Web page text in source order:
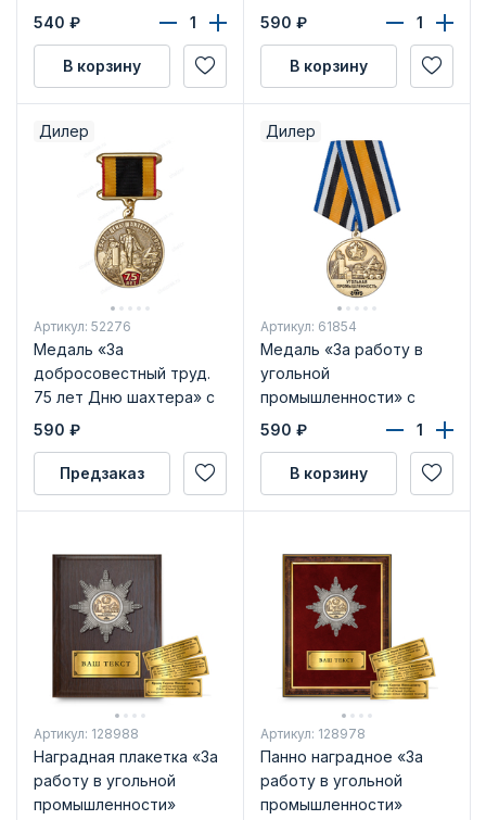
бланком удостоверения
540 ₽
В корзину
бланком удостоверения
590 ₽
В корзину
Дилер
Артикул: 52276
Медаль «За
добросовестный труд.
75 лет Дню шахтера» с
бланком удостоверения
590 ₽
Предзаказ
Дилер
Артикул: 61854
Медаль «За работу в
угольной
промышленности» с
бланком удостоверения
590 ₽
В корзину
Артикул: 128988
Наградная плакетка «За
работу в угольной
промышленности»
Артикул: 128978
Панно наградное «За
работу в угольной
промышленности»